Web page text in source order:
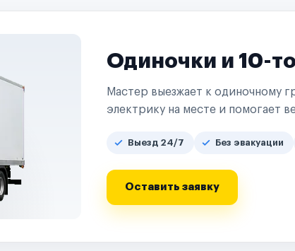
Одиночки и 10-
Мастер выезжает к одиночному
электрику на месте и помогает
Выезд 24/7 Без эвакуации
Оставить заявку